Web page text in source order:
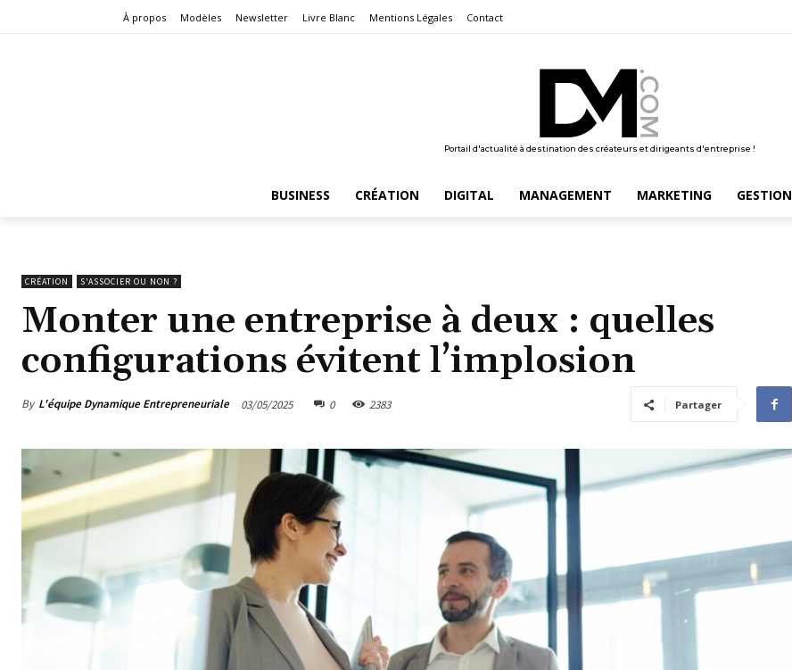
À propos Modèles Newsletter Livre Blanc Mentions Légales Contact
Portail d'actualité à destination des créateurs et dirigeants d'entreprise !
BUSINESS CRÉATION DIGITAL MANAGEMENT MARKETING GESTION
CRÉATION S'ASSOCIER OU NON ?
Monter une entreprise à deux : quelles
configurations évitent l’implosion
By L'équipe Dynamique Entrepreneuriale 03/05/2025 0 2383 Partager